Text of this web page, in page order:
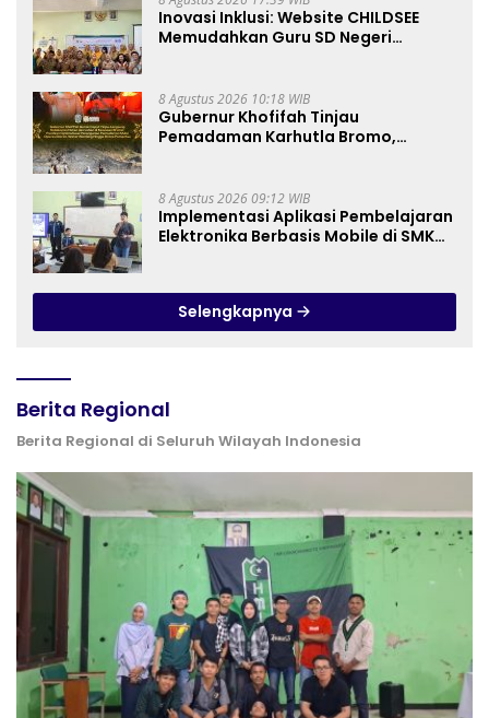
Inovasi Inklusi: Website CHILDSEE
Memudahkan Guru SD Negeri
8 Agustus 2026 10:18 WIB
Gubernur Khofifah Tinjau
Pemadaman Karhutla Bromo,
8 Agustus 2026 09:12 WIB
Implementasi Aplikasi Pembelajaran
Elektronika Berbasis Mobile di SMK
Pembelajaran
Selengkapnya
Berita Regional
Berita Regional di Seluruh Wilayah Indonesia